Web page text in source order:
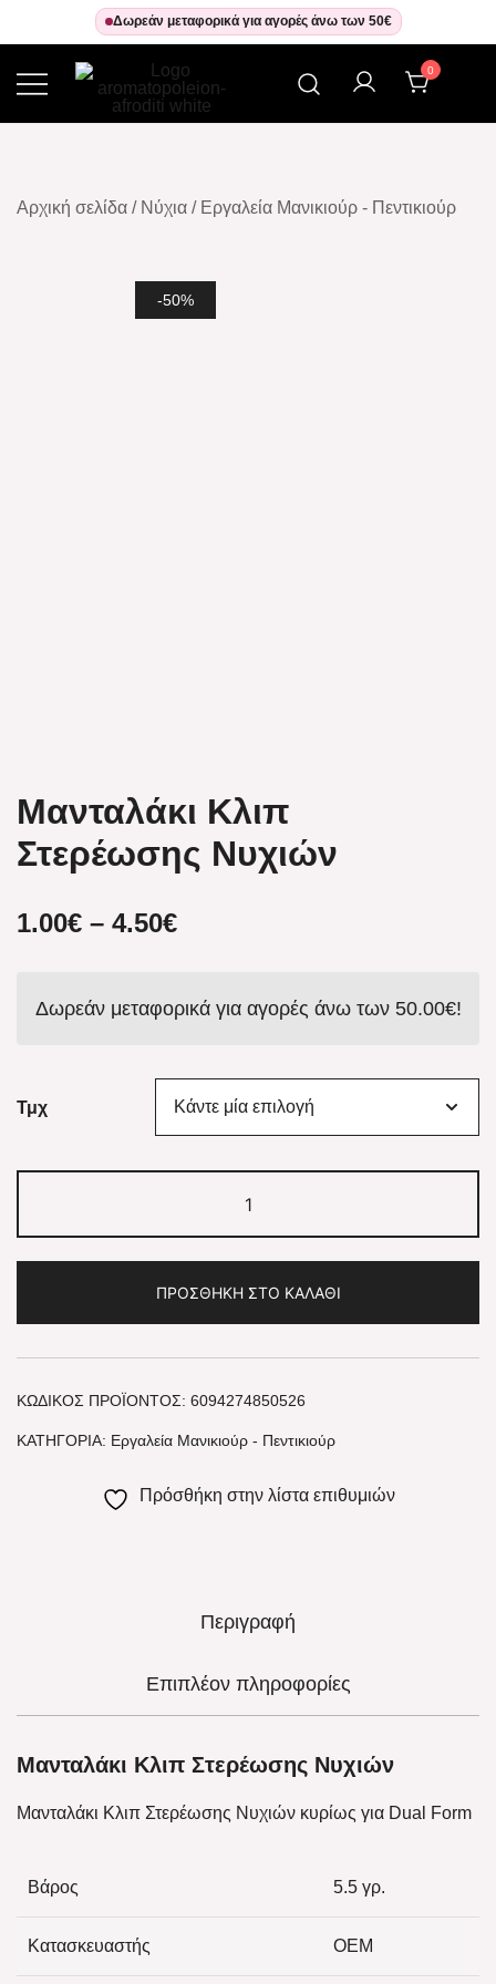
content
Δωρεάν μεταφορικά για αγορές άνω των 50€
0
Αρχική σελίδα / Νύχια / Εργαλεία Μανικιούρ - Πεντικιούρ
-50%
Μανταλάκι Κλιπ
Στερέωσης Νυχιών
1.00€ – 4.50€Price
1.00€
through
4.50€
Δωρεάν μεταφορικά για αγορές άνω των 50.00€!
Τμχ
Στερέωσης
Νυχιών
ποσότητα
ΠΡΟΣΘΉΚΗ ΣΤΟ ΚΑΛΆΘΙ
ΚΩΔΙΚΌΣ ΠΡΟΪΌΝΤΟΣ: 6094274850526
ΚΑΤΗΓΟΡΊΑ: Εργαλεία Μανικιούρ - Πεντικιούρ
Πρόσθήκη στην λίστα επιθυμιών
Περιγραφή
Επιπλέον πληροφορίες
Μανταλάκι Κλιπ Στερέωσης Νυχιών
Μανταλάκι Κλιπ Στερέωσης Νυχιών κυρίως για Dual Form
Βάρος 5.5 γρ.
Κατασκευαστής OEM